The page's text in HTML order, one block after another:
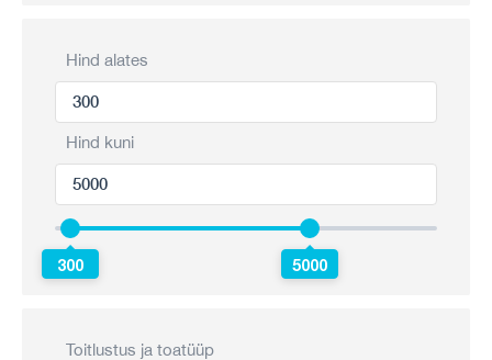
Hind alates
Hind kuni
300 5000
Toitlustus ja toatüüp